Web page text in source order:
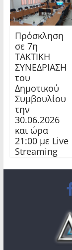
Πρόσκληση
σε 7η
ΤΑΚΤΙΚΗ
ΣΥΝΕΔΡΙΑΣΗ
του
Δημοτικού
Συμβουλίου
την
30.06.2026
και ώρα
21:00 με Live
Streaming